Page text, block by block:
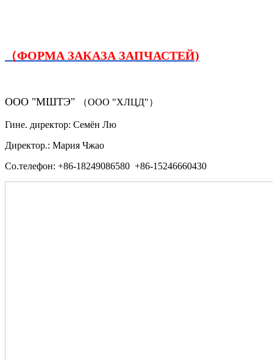
（ФОРМА ЗАКАЗА ЗАПЧАСТЕЙ)
ООО "МШТЭ" （ООО "ХЛЦД"）
Гине. директор: Семён Лю
Директор.: Мария Чжао
Со.телефон: +86-18249086580 +86-15246660430